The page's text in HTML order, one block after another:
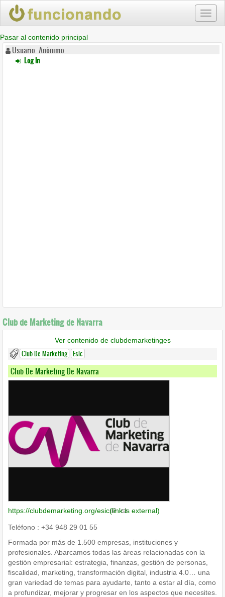
Pasar al contenido principal
Usuario: Anónimo
Log In
Club de Marketing de Navarra
Ver contenido de clubdemarketinges
Club De Marketing Esic
Club De Marketing De Navarra
https://clubdemarketing.org/esic(link is external)
Teléfono : +34 948 29 01 55
Formada por más de 1.500 empresas, instituciones y
profesionales. Abarcamos todas las áreas relacionadas con la
gestión empresarial: estrategia, finanzas, gestión de personas,
fiscalidad, marketing, transformación digital, industria 4.0… una
gran variedad de temas para ayudarte, tanto a estar al día, como
a profundizar, mejorar y progresar en los aspectos que necesites.